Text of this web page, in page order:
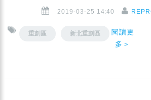
2019-03-25 14:40
重劃區 新北重劃區
閱讀更
多＞